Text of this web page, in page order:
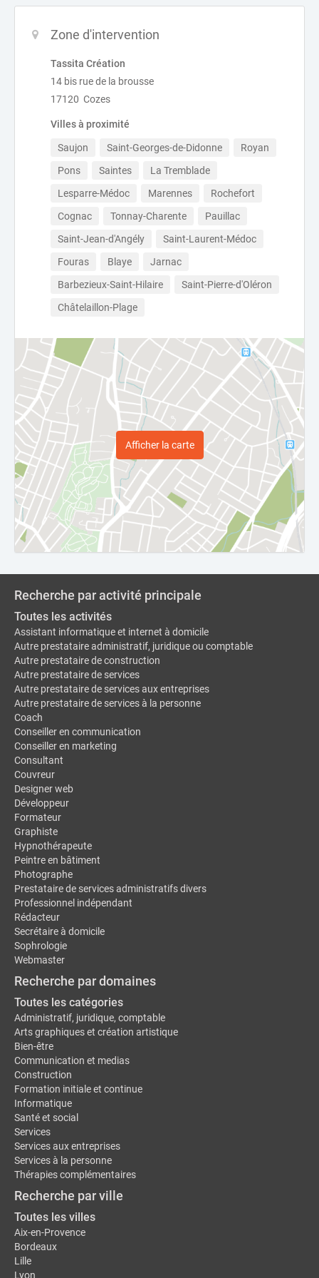
Zone d'intervention
Tassita Création
14 bis rue de la brousse
17120 Cozes
Villes à proximité
Saujon Saint-Georges-de-Didonne
Royan
Pons
Saintes
La Tremblade
Lesparre-Médoc
Marennes
Rochefort
Cognac
Tonnay-Charente
Pauillac
Saint-Jean-d'Angély
Saint-Laurent-Médoc
Fouras
Blaye
Jarnac
Barbezieux-Saint-Hilaire
Saint-Pierre-d'Oléron
Châtelaillon-Plage
Afficher la carte
Recherche par activité principale
Toutes les activités
Assistant informatique et internet à domicile
Autre prestataire administratif, juridique ou comptable
Autre prestataire de construction
Autre prestataire de services
Autre prestataire de services aux entreprises
Autre prestataire de services à la personne
Coach
Conseiller en communication
Conseiller en marketing
Consultant
Couvreur
Designer web
Développeur
Formateur
Graphiste
Hypnothérapeute
Peintre en bâtiment
Photographe
Prestataire de services administratifs divers
Professionnel indépendant
Rédacteur
Secrétaire à domicile
Sophrologie
Webmaster
Recherche par domaines
Toutes les catégories
Administratif, juridique, comptable
Arts graphiques et création artistique
Bien-être
Communication et medias
Construction
Formation initiale et continue
Informatique
Santé et social
Services
Services aux entreprises
Services à la personne
Thérapies complémentaires
Recherche par ville
Toutes les villes
Aix-en-Provence
Bordeaux
Lille
Lyon